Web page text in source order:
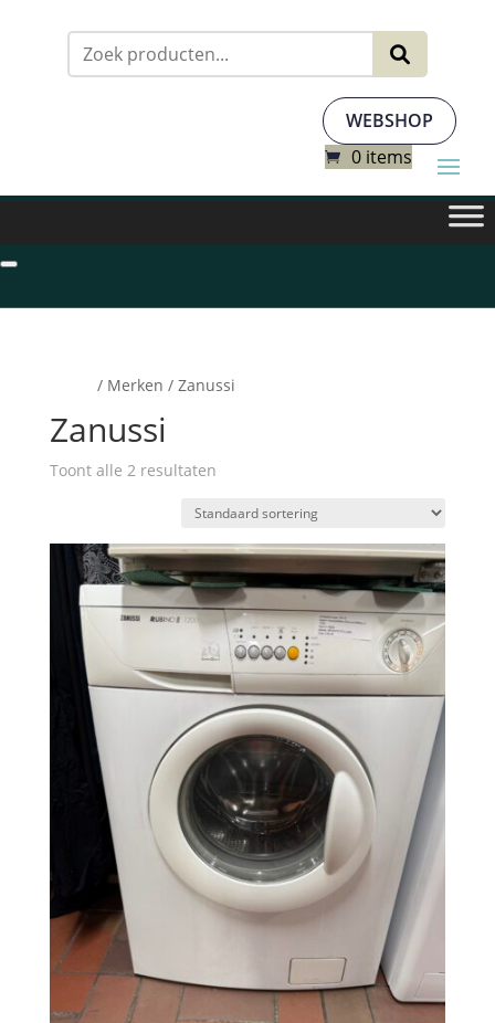
WEBSHOP
0 items
/ Merken / Zanussi
Zanussi
Toont alle 2 resultaten